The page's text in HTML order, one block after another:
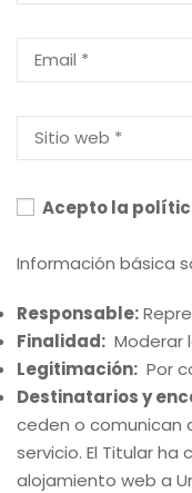
Acepto la
Información básica
Responsable:
Finalidad: Moderar
Legitimación: Por
Destinatarios y
ceden o comunican
servicio. El Titular
alojamiento web a